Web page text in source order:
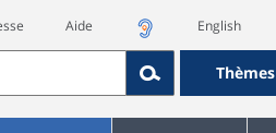
Aide English
Thèmes